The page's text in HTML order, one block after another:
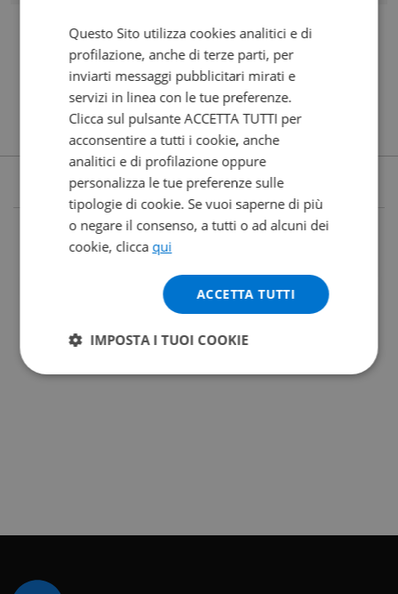
Questo Sito utilizza cookies analitici e di
profilazione, anche di terze parti, per
inviarti messaggi pubblicitari mirati e
servizi in linea con le tue preferenze.
Clicca sul pulsante ACCETTA TUTTI per
acconsentire a tutti i cookie, anche
analitici e di profilazione oppure
personalizza le tue preferenze sulle
tipologie di cookie. Se vuoi saperne di più
o negare il consenso, a tutti o ad alcuni dei
cookie, clicca qui
ACCETTA TUTTI
IMPOSTA I TUOI COOKIE